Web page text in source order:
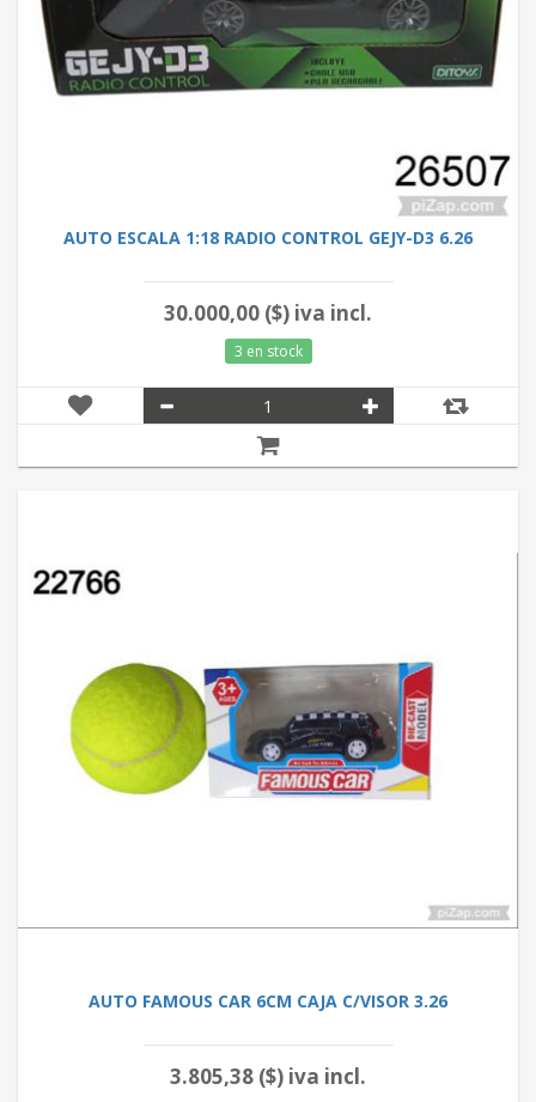
AUTO ESCALA 1:18 RADIO CONTROL GEJY-D3 6.26
30.000,00 ($) iva incl.
3 en stock
AUTO FAMOUS CAR 6CM CAJA C/VISOR 3.26
3.805,38 ($) iva incl.